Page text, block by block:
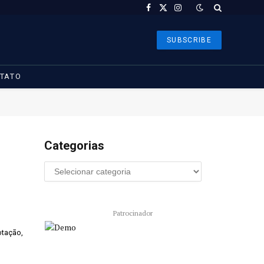
Facebook
X
Instagram
SUBSCRIBE
Categorias
Patrocinador